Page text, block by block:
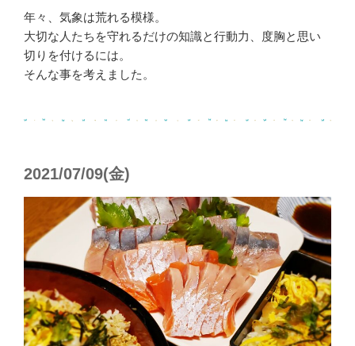
年々、気象は荒れる模様。
大切な人たちを守れるだけの知識と行動力、度胸と思い
切りを付けるには。
そんな事を考えました。
2021/07/09(金)